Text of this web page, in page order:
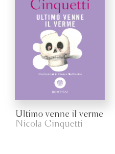
Ultimo venne il verme
Nicola Cinquetti